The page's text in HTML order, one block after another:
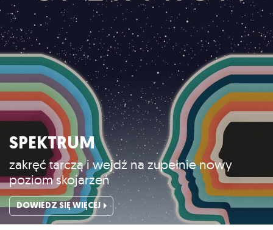
SPEKTRUM
zakręć tarczą i wejdź na zupełnie nowy
poziom skojarzeń
DOWIEDZ SIĘ WIĘCEJ